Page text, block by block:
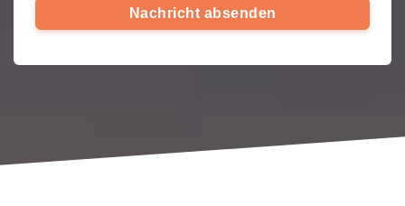
Nachricht absenden